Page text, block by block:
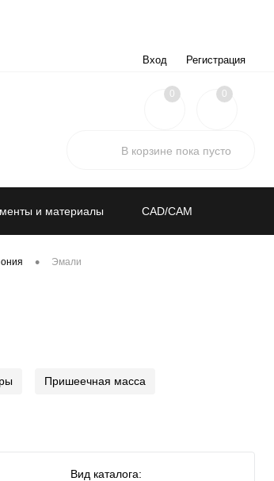
Вход Регистрация
0 0
В корзине пока пусто
и материалы CAD/CAM
• Эмали
Пришеечная масса
Вид каталога: